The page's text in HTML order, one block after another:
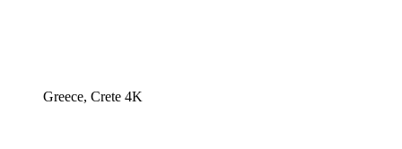
Greece, Crete 4K